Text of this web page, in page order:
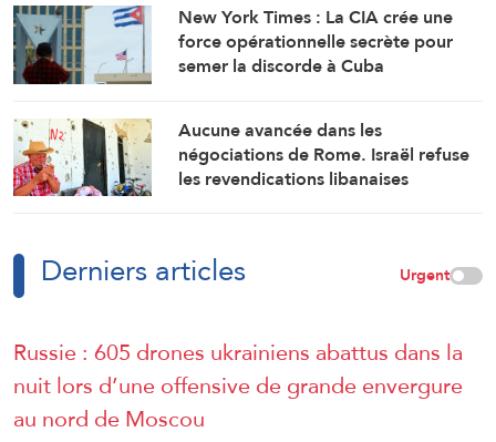
New York Times : La CIA crée une
force opérationnelle secrète pour
semer la discorde à Cuba
Aucune avancée dans les
négociations de Rome. Israël refuse
les revendications libanaises
Derniers articles Urgent
Russie : 605 drones ukrainiens abattus dans la
nuit lors d’une offensive de grande envergure
au nord de Moscou